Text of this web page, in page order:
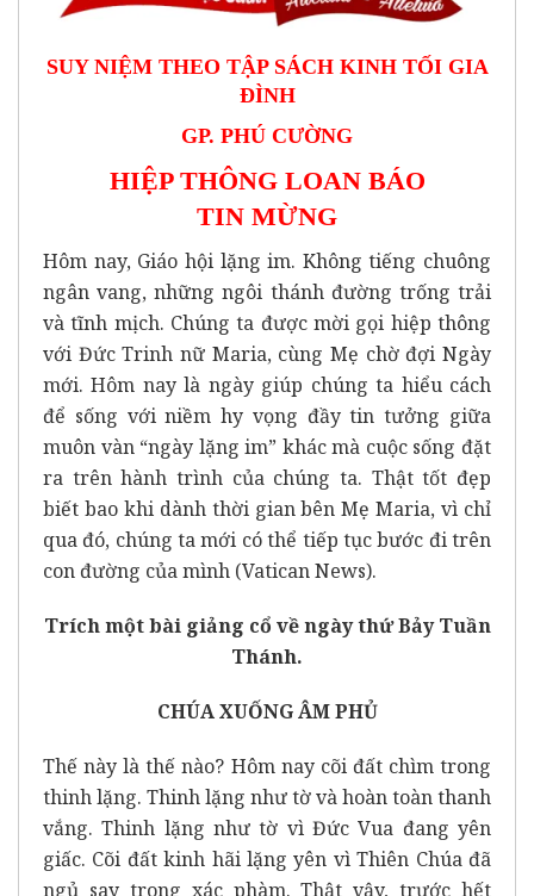
SUY NIỆM THEO TẬP SÁCH KINH TỐI GIA
ĐÌNH
GP. PHÚ CƯỜNG
HIỆP THÔNG LOAN BÁO
TIN MỪNG
Hôm nay, Giáo hội lặng im. Không tiếng chuông
ngân vang, những ngôi thánh đường trống trải
và tĩnh mịch. Chúng ta được mời gọi hiệp thông
với Đức Trinh nữ Maria, cùng Mẹ chờ đợi Ngày
mới. Hôm nay là ngày giúp chúng ta hiểu cách
để sống với niềm hy vọng đầy tin tưởng giữa
muôn vàn “ngày lặng im” khác mà cuộc sống đặt
ra trên hành trình của chúng ta. Thật tốt đẹp
biết bao khi dành thời gian bên Mẹ Maria, vì chỉ
qua đó, chúng ta mới có thể tiếp tục bước đi trên
con đường của mình (Vatican News).
Trích một bài giảng cổ về ngày thứ Bảy Tuần
Thánh.
CHÚA XUỐNG ÂM PHỦ
Thế này là thế nào? Hôm nay cõi đất chìm trong
thinh lặng. Thinh lặng như tờ và hoàn toàn thanh
vắng. Thinh lặng như tờ vì Đức Vua đang yên
giấc. Cõi đất kinh hãi lặng yên vì Thiên Chúa đã
ngủ say trong xác phàm. Thật vậy, trước hết